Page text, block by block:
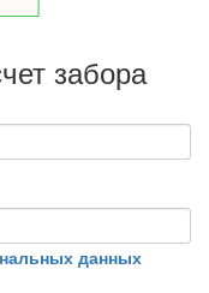
забора
данных